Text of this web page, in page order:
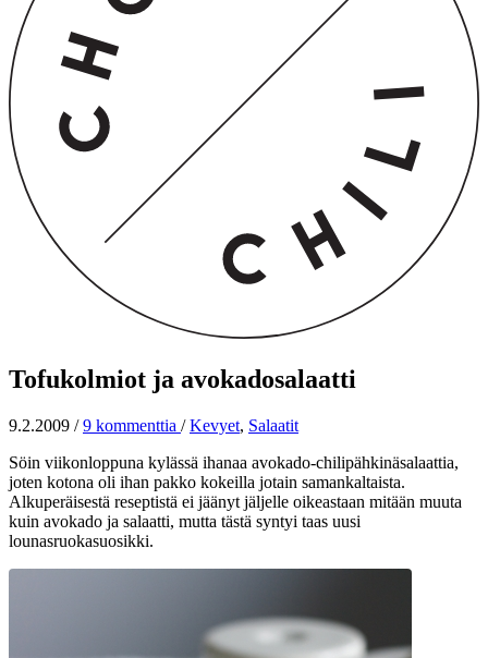
Tofukolmiot ja avokadosalaatti
9.2.2009 / 9 kommenttia / Kevyet, Salaatit
Söin viikonloppuna kylässä ihanaa avokado-chilipähkinäsalaattia,
joten kotona oli ihan pakko kokeilla jotain samankaltaista.
Alkuperäisestä reseptistä ei jäänyt jäljelle oikeastaan mitään muuta
kuin avokado ja salaatti, mutta tästä syntyi taas uusi
lounasruokasuosikki.